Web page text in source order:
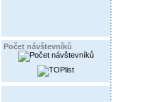
Počet návštevníků